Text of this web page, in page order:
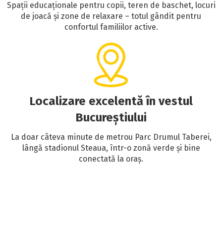
Spații educaționale pentru copii, teren de baschet, locuri
de joacă și zone de relaxare – totul gândit pentru
confortul familiilor active.
Localizare excelentă în vestul
Bucureștiului
La doar câteva minute de metrou Parc Drumul Taberei,
lângă stadionul Steaua, într-o zonă verde și bine
conectată la oraș.